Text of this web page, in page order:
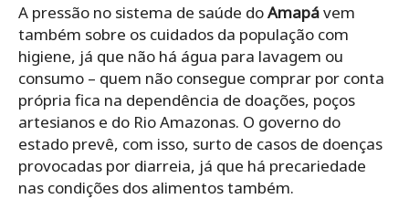
A pressão no sistema de saúde doAmapávem
também sobre os cuidados da população com
higiene, já que não há água para lavagem ou
consumo – quem não consegue comprar por conta
própria fica na dependência de doações, poços
artesianos e do Rio Amazonas. O governo do
estado prevê, com isso, surto de casos de doenças
provocadas por diarreia, já que há precariedade
nas condições dos alimentos também.